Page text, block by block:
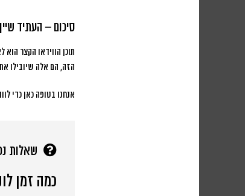
סיכום – העתיד
תוכן הווידאו הקצר
הזה, הם אלה שיובילו
אנחנו בטופה כאן כדי
שאלות
כמה זמן